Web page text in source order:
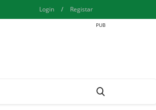
Login / Registar